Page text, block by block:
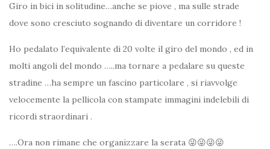
Giro in bici in solitudine…anche se piove , ma sulle strade
dove sono cresciuto sognando di diventare un corridore !
Ho pedalato l’equivalente di 20 volte il giro del mondo , ed in
molti angoli del mondo …..ma tornare a pedalare su queste
stradine …ha sempre un fascino particolare , si riavvolge
velocemente la pellicola con stampate immagini indelebili di
ricordi straordinari .
….Ora non rimane che organizzare la serata 😜😜😜😜